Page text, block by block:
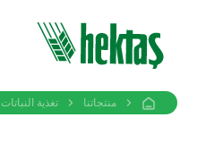
منتجاتنا تغذية النباتات